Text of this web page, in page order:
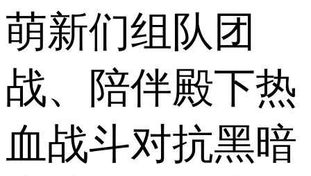
萌新们组队团
战、陪伴殿下热
血战斗对抗黑暗